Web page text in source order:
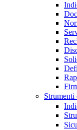
Strumenti